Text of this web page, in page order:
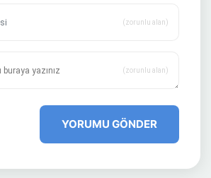
(zorunlu alan)
(zorunlu alan)
YORUMU GÖNDER